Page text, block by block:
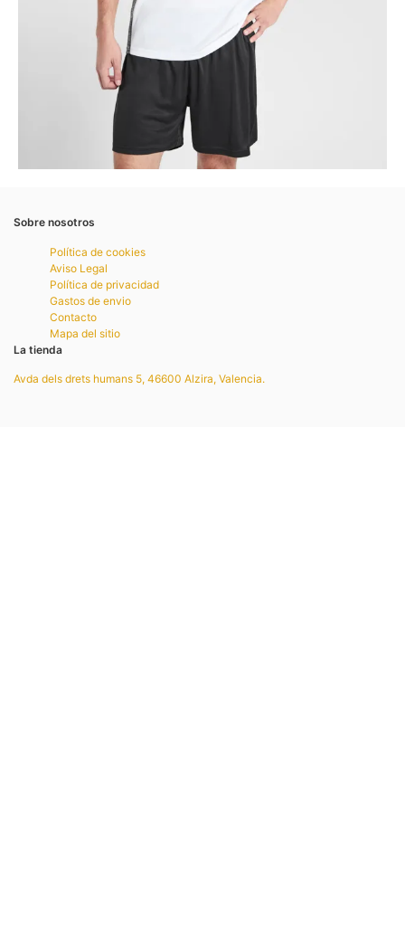
Sobre nosotros
Política de cookies
Aviso Legal
Política de privacidad
Gastos de envio
Contacto
Mapa del sitio
La tienda
Avda dels drets humans 5, 46600 Alzira, Valencia.